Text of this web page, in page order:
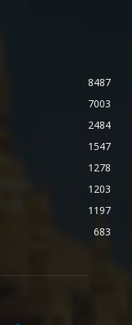
8487
7003
2484
1547
1278
1203
1197
683